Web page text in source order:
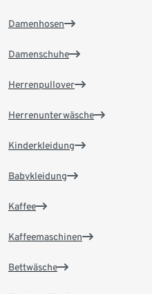
Damenhosen
Damenschuhe
Herrenpullover
Herrenunterwäsche
Kinderkleidung
Babykleidung
Kaffee
Kaffeemaschinen
Bettwäsche